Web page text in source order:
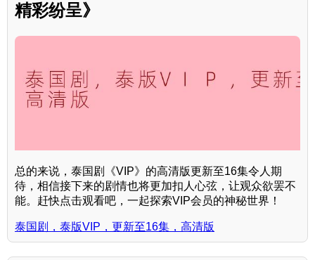
精彩纷呈》
总的来说，泰国剧《VIP》的高清版更新至16集令人期
待，相信接下来的剧情也将更加扣人心弦，让观众欲罢不
能。赶快点击观看吧，一起探索VIP会员的神秘世界！
泰国剧，泰版VIP，更新至16集，高清版